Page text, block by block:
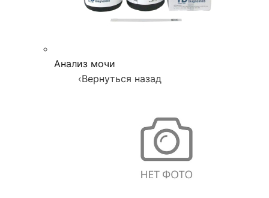
Анализ мочи
‹Вернуться назад